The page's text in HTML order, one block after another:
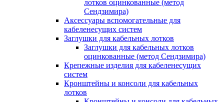
лотков оцинкованные (метод
Сендзимира)
Аксессуары вспомогательные для
кабеленесущих систем
Заглушки для кабельных лотков
Заглушки для кабельных лотков
оцинкованные (метод Сендзимира)
Крепежные изделия для кабеленесущих
систем
Кронштейны и консоли для кабельных
лотков